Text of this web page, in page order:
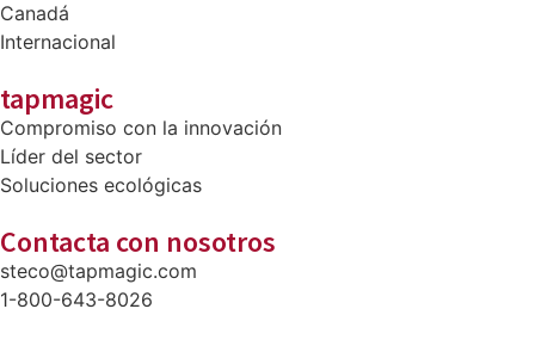
Canadá
Internacional
tapmagic
Compromiso con la innovación
Líder del sector
Soluciones ecológicas
Contacta con nosotros
steco@tapmagic.com
1-800-643-8026